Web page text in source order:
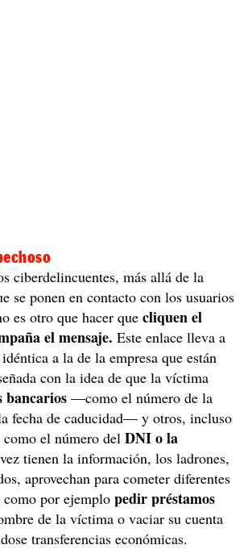
ciberdelincuentes, más allá de la
se ponen en contacto con los usuarios
es otro que hacer que cliquen el
el mensaje. Este enlace lleva a
a la de la empresa que están
con la idea de que la víctima
bancarios —como el número de la
fecha de caducidad— y otros, incluso
como el número del DNI o la
tienen la información, los ladrones,
aprovechan para cometer diferentes
por ejemplo pedir préstamos
de la víctima o vaciar su cuenta
transferencias económicas.